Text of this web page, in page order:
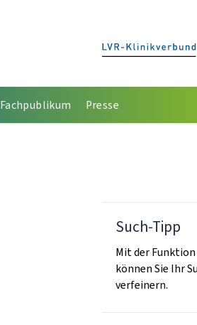
Fachpublikum Presse
Such-Tipp
Mit der
können Sie Ihr
verfeinern.